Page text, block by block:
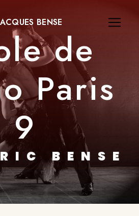
BENSE
de
Paris
9
BENSE
cookies